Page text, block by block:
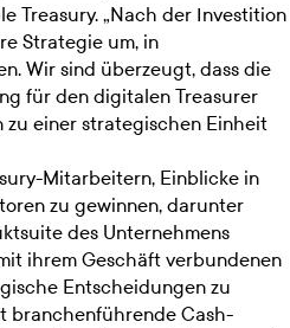
Treasury. „Nach der Investition
Strategie um, in
Wir sind überzeugt, dass die
für den digitalen Treasurer
zu einer strategischen Einheit
Mitarbeitern, Einblicke in
zu gewinnen, darunter
des Unternehmens
ihrem Geschäft verbundenen
Entscheidungen zu
branchenführende Cash-